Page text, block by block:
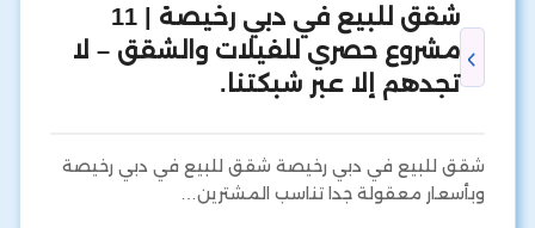
شقق للبيع في دبي رخيصة | 11
مشروع حصري للفيلات والشقق – لا
تجدهم إلا عبر شبكتنا.
شقق للبيع في دبي رخيصة شقق للبيع في دبي رخيصة
وبأسعار معقولة جدا تناسب المشترين…